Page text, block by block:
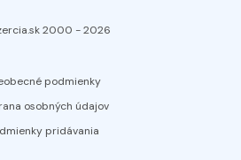
2000 -2026
podmienky
osobných údajov
pridávania